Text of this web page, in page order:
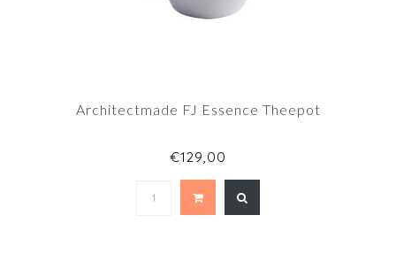
Architectmade FJ Essence Theepot
€129,00